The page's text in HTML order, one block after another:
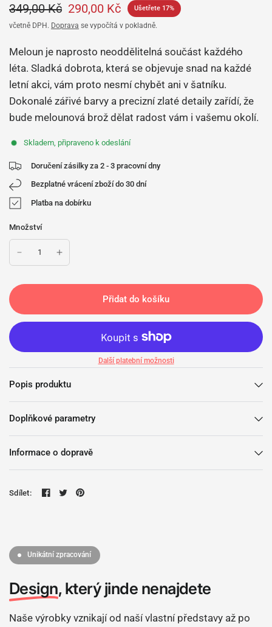
349,00 Kč 290,00 Kč Ušetřete 17%
včetně DPH. Doprava se vypočítá v pokladně.
Meloun je naprosto neoddělitelná součást každého
léta. Sladká dobrota, která se objevuje snad na každé
letní akci, vám proto nesmí chybět ani v šatníku.
Dokonalé zářivé barvy a precizní zlaté detaily zařídí, že
bude melounová brož dělat radost vám i vašemu okolí.
Skladem, připraveno k odeslání
Doručení zásilky za 2 - 3 pracovní dny
Bezplatné vrácení zboží do 30 dní
Platba na dobírku
Množství
Přidat do košíku
Další platební možnosti
Popis produktu
Doplňkové parametry
Informace o dopravě
Sdílet:
Unikátní zpracování
Design, který jinde nenajdete
Naše výrobky vznikají od naší vlastní představy až po